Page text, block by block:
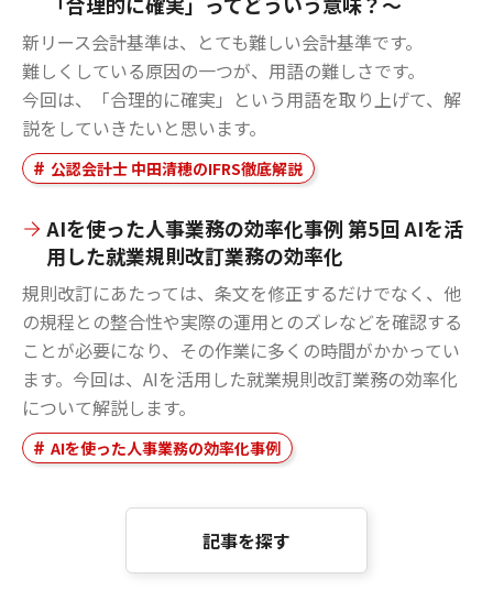
新リース会計基準は、とても難しい会計基準です。
難しくしている原因の一つが、用語の難しさです。
今回は、「合理的に確実」という用語を取り上げて、解
説をしていきたいと思います。
公認会計士 中田清穂のIFRS徹底解説
AIを使った人事業務の効率化事例 第5回 AIを活
用した就業規則改訂業務の効率化
規則改訂にあたっては、条文を修正するだけでなく、他
の規程との整合性や実際の運用とのズレなどを確認する
ことが必要になり、その作業に多くの時間がかかってい
ます。今回は、AIを活用した就業規則改訂業務の効率化
について解説します。
AIを使った人事業務の効率化事例
記事を探す